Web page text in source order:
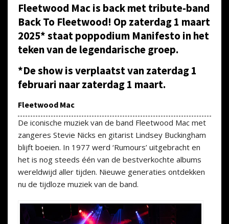
Fleetwood Mac is back met tribute-band
Back To Fleetwood! Op zaterdag 1 maart
2025* staat poppodium Manifesto in het
teken van de legendarische groep.
*De show is verplaatst van zaterdag 1
februari naar zaterdag 1 maart.
Fleetwood Mac
De iconische muziek van de band Fleetwood Mac met
zangeres Stevie Nicks en gitarist Lindsey Buckingham
blijft boeien. In 1977 werd ‘Rumours’ uitgebracht en
het is nog steeds één van de bestverkochte albums
wereldwijd aller tijden. Nieuwe generaties ontdekken
nu de tijdloze muziek van de band.